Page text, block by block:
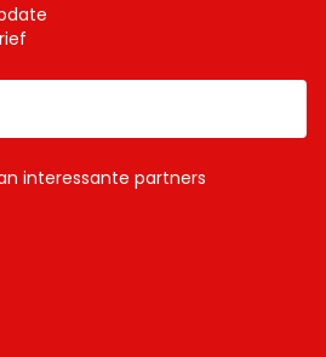
interessante partners